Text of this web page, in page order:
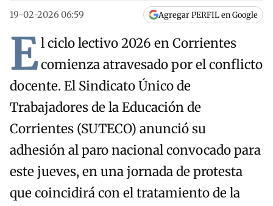
19-02-2026 06:59 Agregar PERFIL en Google
El ciclo lectivo 2026 en Corrientes
comienza atravesado por el conflicto
docente. El Sindicato Único de
Trabajadores de la Educación de
Corrientes (SUTECO) anunció su
adhesión al paro nacional convocado para
este jueves, en una jornada de protesta
que coincidirá con el tratamiento de la